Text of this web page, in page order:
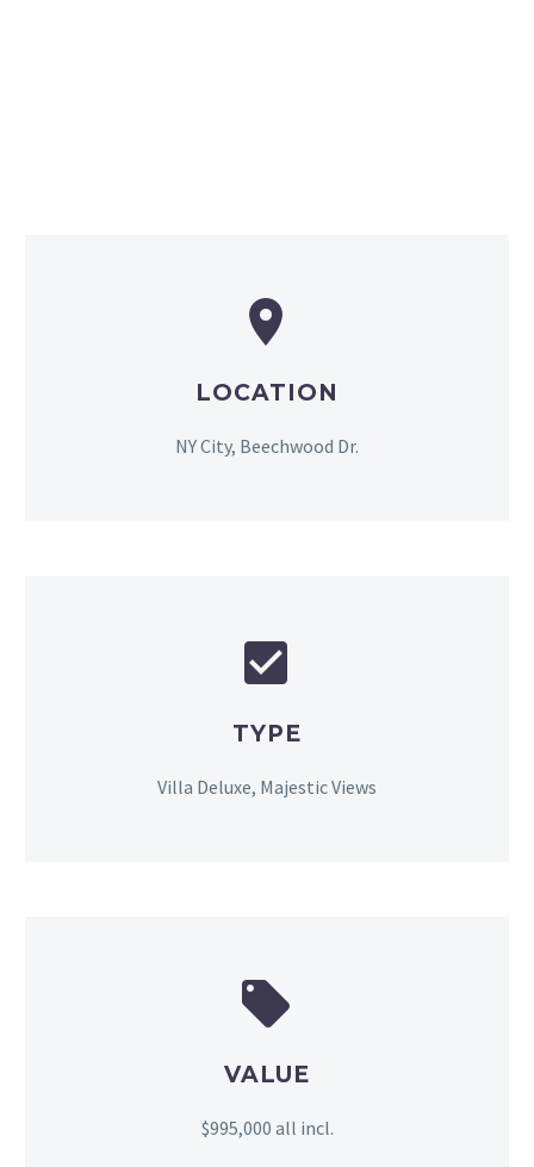


LOCATION
NY City, Beechwood Dr.


TYPE
Villa Deluxe, Majestic Views


VALUE
$995,000 all incl.